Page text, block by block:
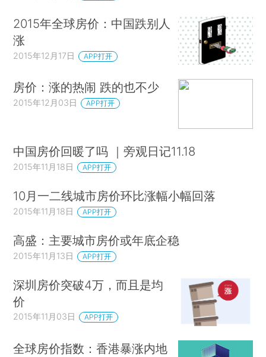
2015年全球房价：中国跌别人
涨
2015年12月17日 APP打开
房价：涨的热闹 跌的也不少
2015年12月03日 APP打开
中国房价回暖了吗 ｜旁观日记11.18
2015年11月18日 APP打开
10月一二线城市房价环比涨幅小幅回落
2015年11月18日 APP打开
高盛：主要城市房价或年底企稳
2015年11月13日 APP打开
深圳房价突破4万，而且是均
价
2015年11月03日 APP打开
全球房价指数：香港暴涨内地